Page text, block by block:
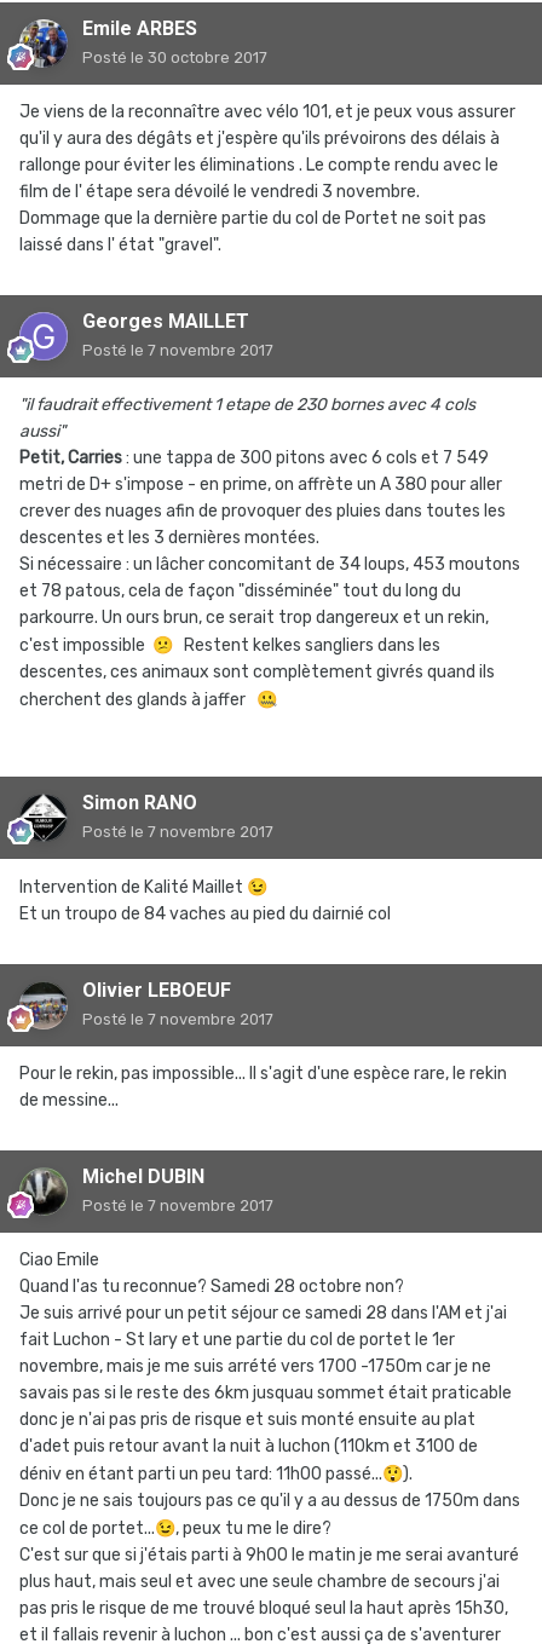
Emile ARBES
Posté le 30 octobre 2017
Je viens de la reconnaître avec vélo 101, et je peux vous assurer
qu'il y aura des dégâts et j'espère qu'ils prévoirons des délais à
rallonge pour éviter les éliminations . Le compte rendu avec le
film de l' étape sera dévoilé le vendredi 3 novembre.
Dommage que la dernière partie du col de Portet ne soit pas
laissé dans l' état "gravel".
Georges MAILLET
Posté le 7 novembre 2017
"il faudrait effectivement 1 etape de 230 bornes avec 4 cols
aussi"
Petit, Carries: une tappa de 300 pitons avec 6 cols et 7 549
metri de D+ s'impose - en prime, on affrète un A 380 pour aller
crever des nuages afin de provoquer des pluies dans toutes les
descentes et les 3 dernières montées.
Si nécessaire : un lâcher concomitant de 34 loups, 453 moutons
et 78 patous, cela de façon "disséminée" tout du long du
parkourre. Un ours brun, ce serait trop dangereux et un rekin,
c'est impossible 😕 Restent kelkes sangliers dans les
descentes, ces animaux sont complètement givrés quand ils
cherchent des glands à jaffer 🤐
Simon RANO
Posté le 7 novembre 2017
Intervention de Kalité Maillet 😉
Et un troupo de 84 vaches au pied du dairnié col
Olivier LEBOEUF
Posté le 7 novembre 2017
Pour le rekin, pas impossible... Il s'agit d'une espèce rare, le rekin
de messine...
Michel DUBIN
Posté le 7 novembre 2017
Ciao Emile
Quand l'as tu reconnue? Samedi 28 octobre non?
Je suis arrivé pour un petit séjour ce samedi 28 dans l'AM et j'ai
fait Luchon - St lary et une partie du col de portet le 1er
novembre, mais je me suis arrété vers 1700 -1750m car je ne
savais pas si le reste des 6km jusquau sommet était praticable
donc je n'ai pas pris de risque et suis monté ensuite au plat
d'adet puis retour avant la nuit à luchon (110km et 3100 de
déniv en étant parti un peu tard: 11h00 passé...😲).
Donc je ne sais toujours pas ce qu'il y a au dessus de 1750m dans
ce col de portet...😉, peux tu me le dire?
C'est sur que si j'étais parti à 9h00 le matin je me serai avanturé
plus haut, mais seul et avec une seule chambre de secours j'ai
pas pris le risque de me trouvé bloqué seul la haut après 15h30,
et il fallais revenir à luchon ... bon c'est aussi ça de s'aventurer